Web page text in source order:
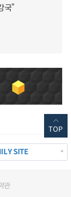
국”
SITE
관
TOP